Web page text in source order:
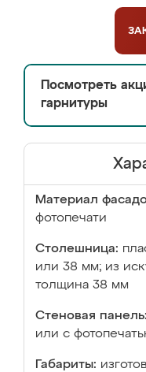
Посмотреть
гарнитуры
Материал
фотопечати
Столешница:
или 38 мм; из
толщина 38 мм
Стеновая панель:
или с
Габариты: